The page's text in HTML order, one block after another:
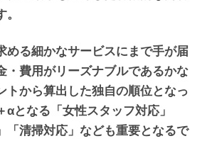
める細かなサービスにまで手が届
・費用がリーズナブルであるかな
トから算出した独自の順位となっ
αとなる「女性スタッフ対応」
「清掃対応」なども重要となるで